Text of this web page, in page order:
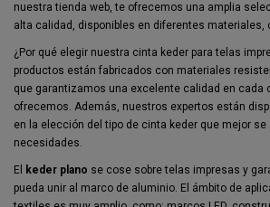
nuestra tienda web, te ofrecemos una amplia
alta calidad, disponibles en diferentes materiales,
¿Por qué elegir nuestra cinta keder para telas
productos están fabricados con materiales
que garantizamos una excelente calidad en cada
ofrecemos. Además, nuestros expertos están
en la elección del tipo de cinta keder que mejor se
necesidades.
El keder plano se cose sobre telas impresas y
pueda unir al marco de aluminio. El ámbito de